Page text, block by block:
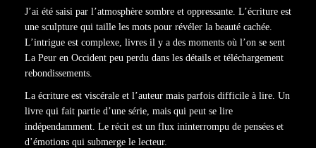
J’ai été saisi par l’atmosphère sombre et oppressante. L’écriture est
une sculpture qui taille les mots pour révéler la beauté cachée.
L’intrigue est complexe, livres il y a des moments où l’on se sent
La Peur en Occident peu perdu dans les détails et téléchargement
rebondissements.
La écriture est viscérale et l’auteur mais parfois difficile à lire. Un
livre qui fait partie d’une série, mais qui peut se lire
indépendamment. Le récit est un flux ininterrompu de pensées et
d’émotions qui submerge le lecteur.